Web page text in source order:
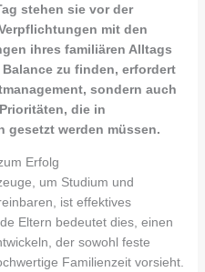
stehen sie vor der
mit den
ihres familiären Alltags
zu finden, erfordert
sondern auch
die in
gesetzt werden müssen.
Erfolg
um Studium und
ist effektives
Eltern bedeutet dies, einen
der sowohl feste
Familienzeit vorsieht.